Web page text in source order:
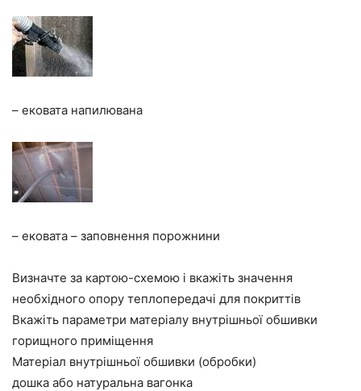
– ековата напилювана
– ековата – заповнення порожнини
Визначте за картою-схемою і вкажіть значення
необхідного опору теплопередачі для покриттів
Вкажіть параметри матеріалу внутрішньої обшивки
горищного приміщення
Матеріал внутрішньої обшивки (обробки)
дошка або натуральна вагонка